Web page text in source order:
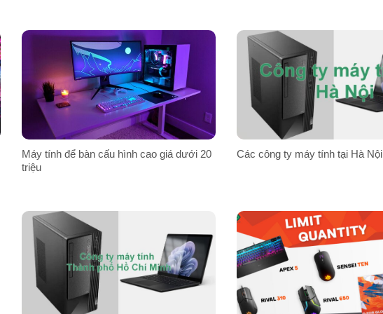
Máy tính để bàn cấu hình cao giá dưới 20
triệu
Các công ty máy tính tại Hà Nội